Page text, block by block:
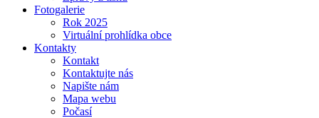
Fotogalerie
Rok 2025
Virtuální prohlídka obce
Kontakty
Kontakt
Kontaktujte nás
Napište nám
Mapa webu
Počasí